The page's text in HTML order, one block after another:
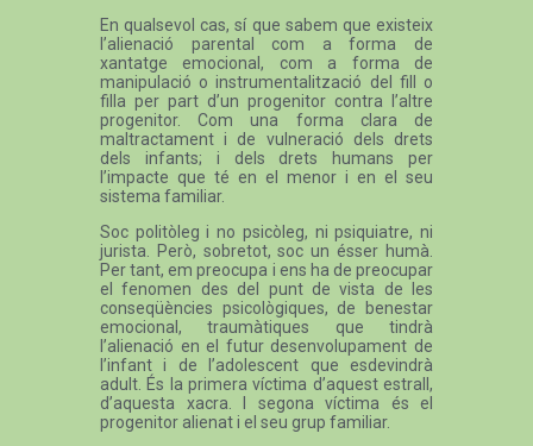
En qualsevol cas, sí que sabem que existeix
l’alienació parental com a forma de
xantatge emocional, com a forma de
manipulació o instrumentalització del fill o
filla per part d’un progenitor contra l’altre
progenitor. Com una forma clara de
maltractament i de vulneració dels drets
dels infants; i dels drets humans per
l’impacte que té en el menor i en el seu
sistema familiar.
Soc politòleg i no psicòleg, ni psiquiatre, ni
jurista. Però, sobretot, soc un ésser humà.
Per tant, em preocupa i ens ha de preocupar
el fenomen des del punt de vista de les
conseqüències psicològiques, de benestar
emocional, traumàtiques que tindrà
l’alienació en el futur desenvolupament de
l’infant i de l’adolescent que esdevindrà
adult. És la primera víctima d’aquest estrall,
d’aquesta xacra. I segona víctima és el
progenitor alienat i el seu grup familiar.